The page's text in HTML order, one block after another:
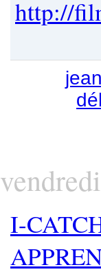
http://
vendredi
I-